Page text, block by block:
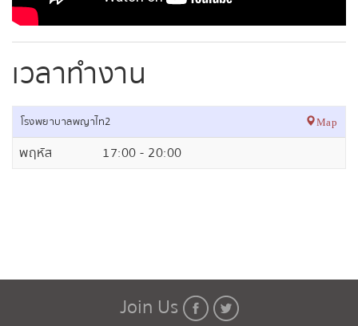
เวลาทำงาน
โรงพยาบาลพญาไท2 Map
พฤหัส 17:00 - 20:00
Join Us